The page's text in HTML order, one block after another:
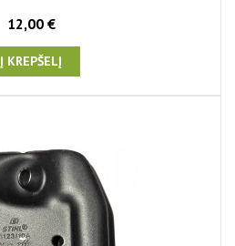
12,00 €
Į KREPŠELĮ